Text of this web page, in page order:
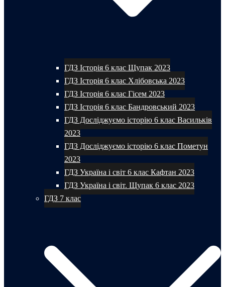
ГДЗ Історія 6 клас Щупак 2023
ГДЗ Історія 6 клас Хлібовська 2023
ГДЗ Історія 6 клас Гісем 2023
ГДЗ Історія 6 клас Бандровський 2023
ГДЗ Досліджуємо історію 6 клас Васильків
2023
ГДЗ Досліджуємо історію 6 клас Пометун
2023
ГДЗ Україна і світ 6 клас Кафтан 2023
ГДЗ Україна і світ. Щупак 6 клас 2023
ГДЗ 7 клас